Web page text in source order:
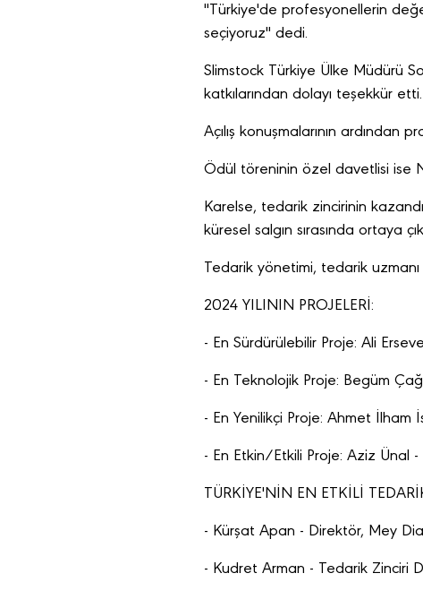
"Türkiye'de profesyonellerin
seçiyoruz" dedi.
Slimstock Türkiye Ülke Müdürü
katkılarından dolayı teşekkür etti.
Açılış konuşmalarının ardından
Ödül töreninin özel davetlisi ise
Karelse, tedarik zincirinin
küresel salgın sırasında ortaya
Tedarik yönetimi, tedarik
2024 YILININ PROJELERİ:
- En Sürdürülebilir Proje: Ali
- En Teknolojik Proje: Begüm
- En Yenilikçi Proje: Ahmet İlham
- En Etkin/Etkili Proje: Aziz Ünal -
TÜRKİYE'NİN EN ETKİLİ
- Kürşat Apan - Direktör, Mey
- Kudret Arman - Tedarik Zinciri